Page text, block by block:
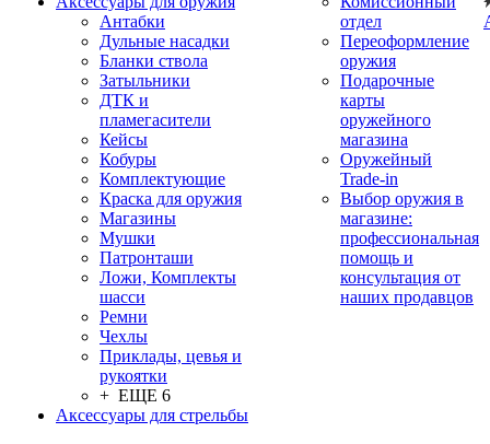
Антабки
Дульные насадки
Бланки ствола
Затыльники
ДТК и
пламегасители
Кейсы
Кобуры
Комплектующие
Краска для оружия
Магазины
Мушки
Патронташи
Ложи, Комплекты
шасси
Ремни
Чехлы
Приклады, цевья и
рукоятки
+ ЕЩЕ 6
Аксессуары для стрельбы
отдел
Переоформление
оружия
Подарочные
карты
оружейного
магазина
Оружейный
Trade-in
Выбор оружия в
магазине:
профессиональная
помощь и
консультация от
наших продавцов